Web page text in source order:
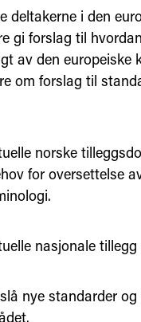
deltakerne i den
gi forslag til
av den europeiske
om forslag til
norske
for oversettelse
nasjonale
nye standarder